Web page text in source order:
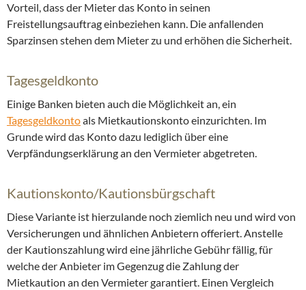
Vorteil, dass der Mieter das Konto in seinen
Freistellungsauftrag einbeziehen kann. Die anfallenden
Sparzinsen stehen dem Mieter zu und erhöhen die Sicherheit.
Tagesgeldkonto
Einige Banken bieten auch die Möglichkeit an, ein
Tagesgeldkontoals Mietkautionskonto einzurichten. Im
Grunde wird das Konto dazu lediglich über eine
Verpfändungserklärung an den Vermieter abgetreten.
Kautionskonto/Kautionsbürgschaft
Diese Variante ist hierzulande noch ziemlich neu und wird von
Versicherungen und ähnlichen Anbietern offeriert. Anstelle
der Kautionszahlung wird eine jährliche Gebühr fällig, für
welche der Anbieter im Gegenzug die Zahlung der
Mietkaution an den Vermieter garantiert. Einen Vergleich